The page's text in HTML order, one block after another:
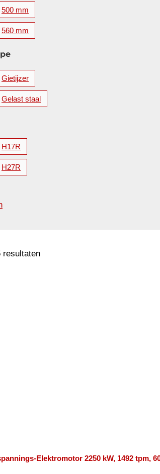
500 mm
560 mm
Gietijzer
Gelast staal
H17R
H27R
resultaten
Elektromotor 2250 kW, 1492 tpm,